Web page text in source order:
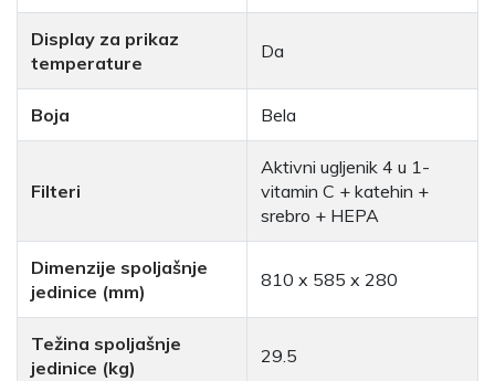
Display za prikaz
temperature
Da
Boja Bela
Filteri
Aktivni ugljenik 4 u 1-
vitamin C + katehin +
srebro + HEPA
Dimenzije spoljašnje
jedinice (mm)
810 x 585 x 280
Težina spoljašnje
jedinice (kg)
29.5